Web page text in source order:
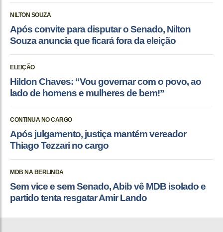
NILTON SOUZA
Após convite para disputar o Senado, Nilton
Souza anuncia que ficará fora da eleição
ELEIÇÃO
Hildon Chaves: “Vou governar com o povo, ao
lado de homens e mulheres de bem!”
CONTINUA NO CARGO
Após julgamento, justiça mantém vereador
Thiago Tezzari no cargo
MDB NA BERLINDA
Sem vice e sem Senado, Abib vê MDB isolado e
partido tenta resgatar Amir Lando